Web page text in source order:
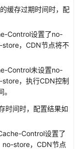
缓存过期时间时，配
Control设置了no-
，CDN节点将不
Control未设置no-
，执行CDN控制
时间时，配置结果如
Control设置了
store，CDN节点